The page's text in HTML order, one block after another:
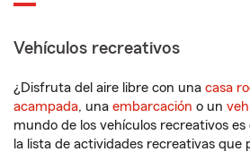
Vehículos recreativos
¿Disfruta del aire libre con una casa
acampada, una embarcación o un
mundo de los vehículos recreativos
la lista de actividades recreativas